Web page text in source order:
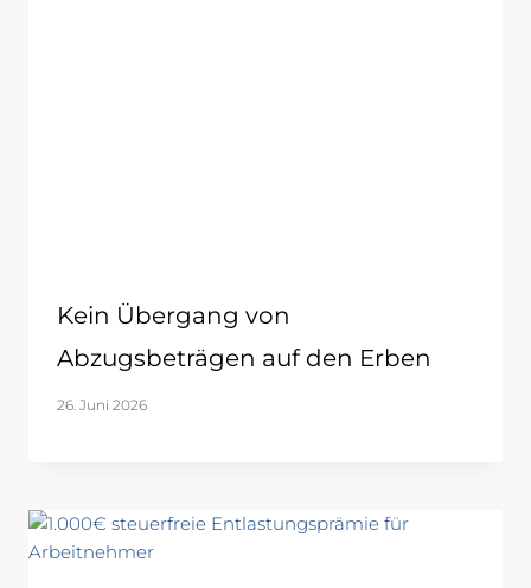
Kein Übergang von
Abzugsbeträgen auf den Erben
26. Juni 2026